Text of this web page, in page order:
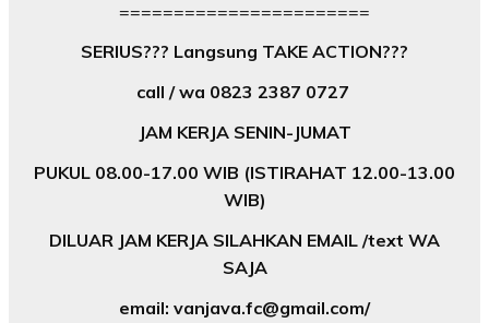
=======================
SERIUS??? Langsung TAKE ACTION???
call / wa 0823 2387 0727
JAM KERJA SENIN-JUMAT
PUKUL 08.00-17.00 WIB (ISTIRAHAT 12.00-13.00
WIB)
DILUAR JAM KERJA SILAHKAN EMAIL /text WA
SAJA
email: vanjava.fc@gmail.com/